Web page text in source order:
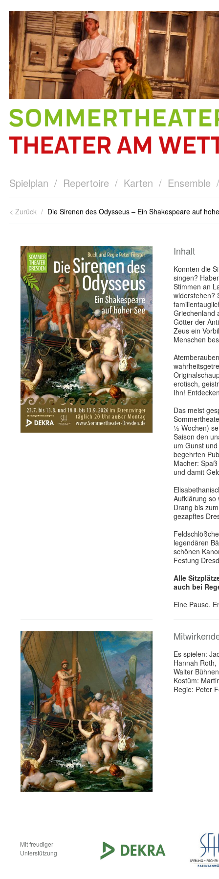
Spielplan / Repertoire / Karten / Ensemble
< Zurück / Die Sirenen des Odysseus – Ein Shakespeare auf
Inhalt
Konnten die
singen?
Stimmen an
widerstehen?
Griechenland
Götter der
Zeus ein
Menschen
erotisch,
Ihn!
Das meist
½ Wochen)
Saison den
um Gunst
begehrten
Macher:
und damit
Aufklärung so
Drang bis
gezapftes
legendären
schönen
Festung
Alle
auch bei
Eine Pause.
Es spielen:
Hannah
Walter
Kostüm:
Regie: Peter
Mit freudiger
Unterstützung